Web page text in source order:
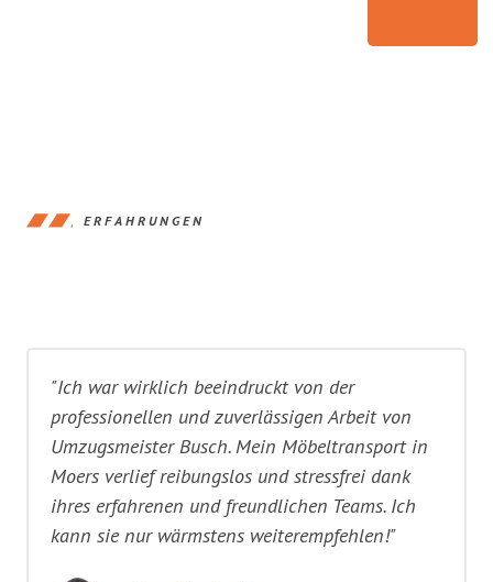
ERFAHRUNGEN
"Ich war wirklich beeindruckt von der
professionellen und zuverlässigen Arbeit von
Umzugsmeister Busch. Mein Möbeltransport in
Moers verlief reibungslos und stressfrei dank
ihres erfahrenen und freundlichen Teams. Ich
kann sie nur wärmstens weiterempfehlen!"